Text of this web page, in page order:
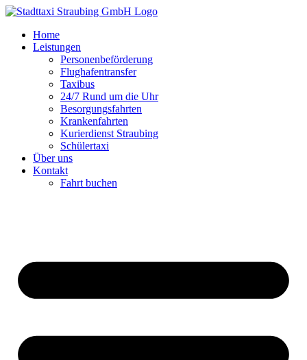
Zum
springenHome
Leistungen
Personenbeförderung
Flughafentransfer
Taxibus
24/7 Rund um die Uhr
Besorgungsfahrten
Krankenfahrten
Kurierdienst Straubing
Schülertaxi
Über uns
Kontakt
Fahrt buchen